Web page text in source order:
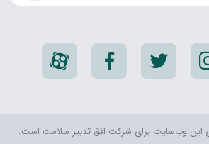
اين وب‌سايت برای شرکت افق تدبیر سلامت است.